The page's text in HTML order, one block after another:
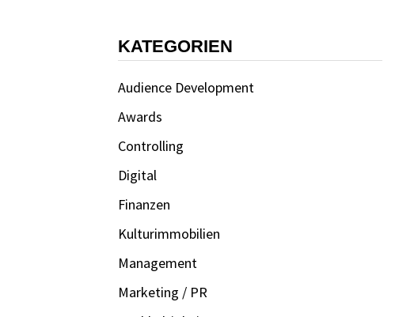
KATEGORIEN
Audience Development
Awards
Controlling
Digital
Finanzen
Kulturimmobilien
Management
Marketing / PR